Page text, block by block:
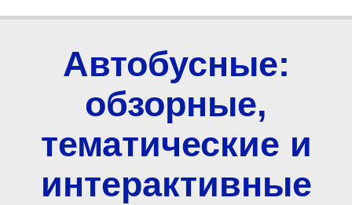
Автобусные:
обзорные,
тематические и
интерактивные